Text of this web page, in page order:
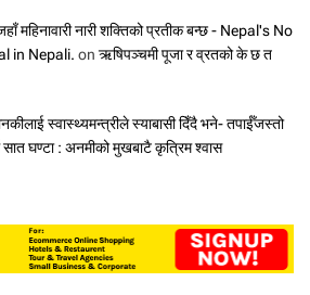
महिनावारी नारी शक्तिको प्रतीक बन्छ - Nepal's No
in Nepali. on ऋषिपञ्चमी पूजा र व्रतको के छ त
स्वास्थ्यमन्त्रीले स्याबासी दिँदै भने- तपाईँजस्तो
सात घण्टा : अनमीको मुखबाटै कृत्रिम श्वास